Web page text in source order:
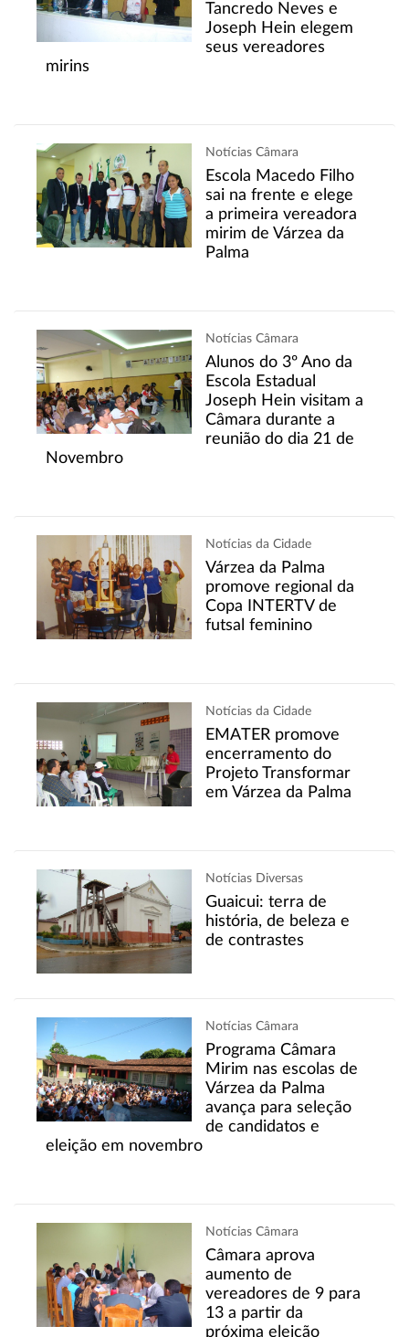
Tancredo Neves e
Joseph Hein elegem
seus vereadores
mirins
Notícias Câmara
Escola Macedo Filho
sai na frente e elege
a primeira vereadora
mirim de Várzea da
Palma
Notícias Câmara
Alunos do 3º Ano da
Escola Estadual
Joseph Hein visitam a
Câmara durante a
reunião do dia 21 de
Novembro
Notícias da Cidade
Várzea da Palma
promove regional da
Copa INTERTV de
futsal feminino
Notícias da Cidade
EMATER promove
encerramento do
Projeto Transformar
em Várzea da Palma
Notícias Diversas
Guaicui: terra de
história, de beleza e
de contrastes
Notícias Câmara
Programa Câmara
Mirim nas escolas de
Várzea da Palma
avança para seleção
de candidatos e
eleição em novembro
Notícias Câmara
Câmara aprova
aumento de
vereadores de 9 para
13 a partir da
próxima eleição